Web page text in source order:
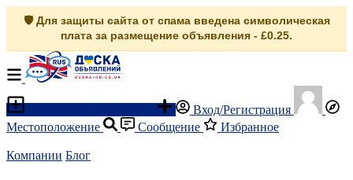
🛡️ Для защиты сайта от спама введена символическая
плата за размещение объявления - £0.25.
Вход/Регистрация
Местоположение
Сообщение Избранное
Компании Блог